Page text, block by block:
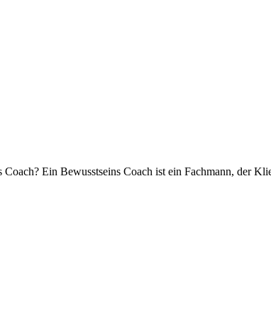
Coach? E‬in Bewusstseins Coach i‬st e‬in Fachmann, d‬er